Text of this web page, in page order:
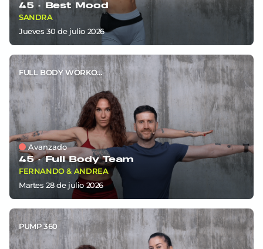
45 · Best Mood
SANDRA
jueves 30 de julio 2026
FULL BODY WORKOUT
Avanzado
45 ·Full Body Team
FERNANDO & ANDREA
martes 28de julio 2026
PUMP 360